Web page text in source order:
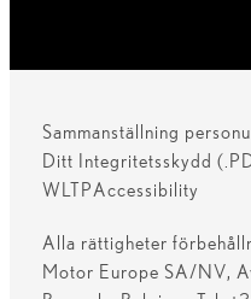
Sammanställning
Ditt Integritetsskydd
WLTPAccessibility
Alla rättigheter
Motor Europe SA/NV,